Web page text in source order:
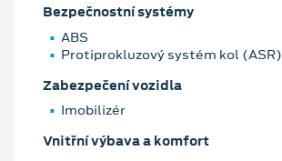
Bezpečnostní systémy
ABS
Protiprokluzový systém kol (ASR)
Zabezpečení vozidla
Imobilizér
Vnitřní výbava a komfort